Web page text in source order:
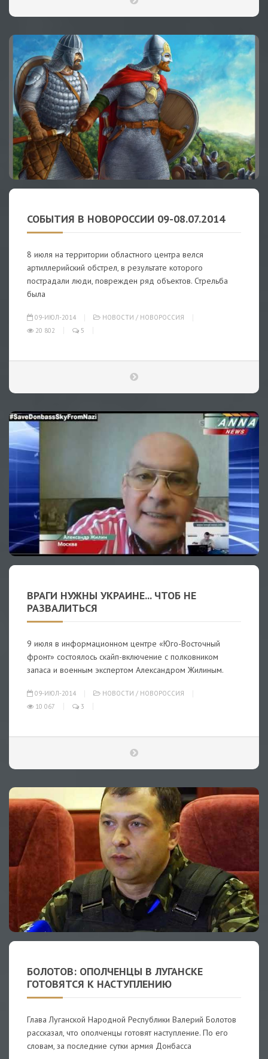
СОБЫТИЯ В НОВОРОССИИ 09-08.07.2014
8 июля на территории областного центра велся
артиллерийский обстрел, в результате которого
пострадали люди, поврежден ряд объектов. Стрельба
была
09-ИЮЛ-2014 НОВОСТИ / НОВОРОССИЯ
20 802
5
ВРАГИ НУЖНЫ УКРАИНЕ... ЧТОБ НЕ
РАЗВАЛИТЬСЯ
9 июля в информационном центре «Юго-Восточный
фронт» состоялось скайп-включение с полковником
запаса и военным экспертом Александром Жилиным.
09-ИЮЛ-2014 НОВОСТИ / НОВОРОССИЯ
10 067
3
БОЛОТОВ: ОПОЛЧЕНЦЫ В ЛУГАНСКЕ
ГОТОВЯТСЯ К НАСТУПЛЕНИЮ
Глава Луганской Народной Республики Валерий Болотов
рассказал, что ополченцы готовят наступление. По его
словам, за последние сутки армия Донбасса